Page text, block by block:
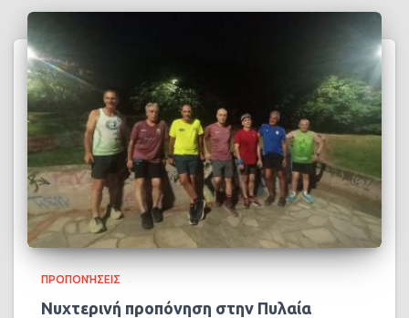
ΠΡΟΠΟΝΉΣΕΙΣ
Νυχτερινή προπόνηση στην Πυλαία